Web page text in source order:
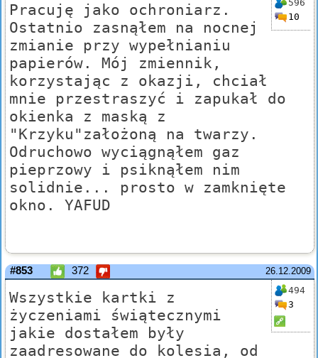
596
10
Pracuję jako ochroniarz.
Ostatnio zasnąłem na nocnej
zmianie przy wypełnianiu
papierów. Mój zmiennik,
korzystając z okazji, chciał
mnie przestraszyć i zapukał do
okienka z maską z
"Krzyku"założoną na twarzy.
Odruchowo wyciągnąłem gaz
pieprzowy i psiknąłem nim
solidnie... prosto w zamknięte
okno. YAFUD
26.12.2009
#853 372
494
3
Wszystkie kartki z
życzeniami świątecznymi
jakie dostałem były
zaadresowane do kolesia, od